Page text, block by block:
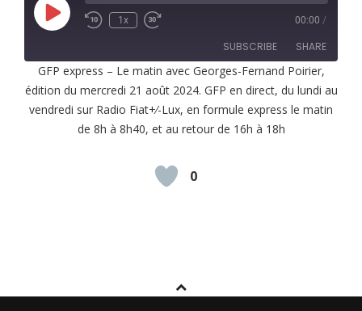
Play
Episode
1x 00:00 /
SUBSCRIBE SHARE
RSS FEED
SHARE
GFP express – Le matin avec Georges-Fernand Poirier,
édition du mercredi 21 août 2024. GFP en direct, du lundi au
vendredi sur Radio Fiat+⁄-Lux, en formule express le matin
de 8h à 8h40, et au retour de 16h à 18h
0